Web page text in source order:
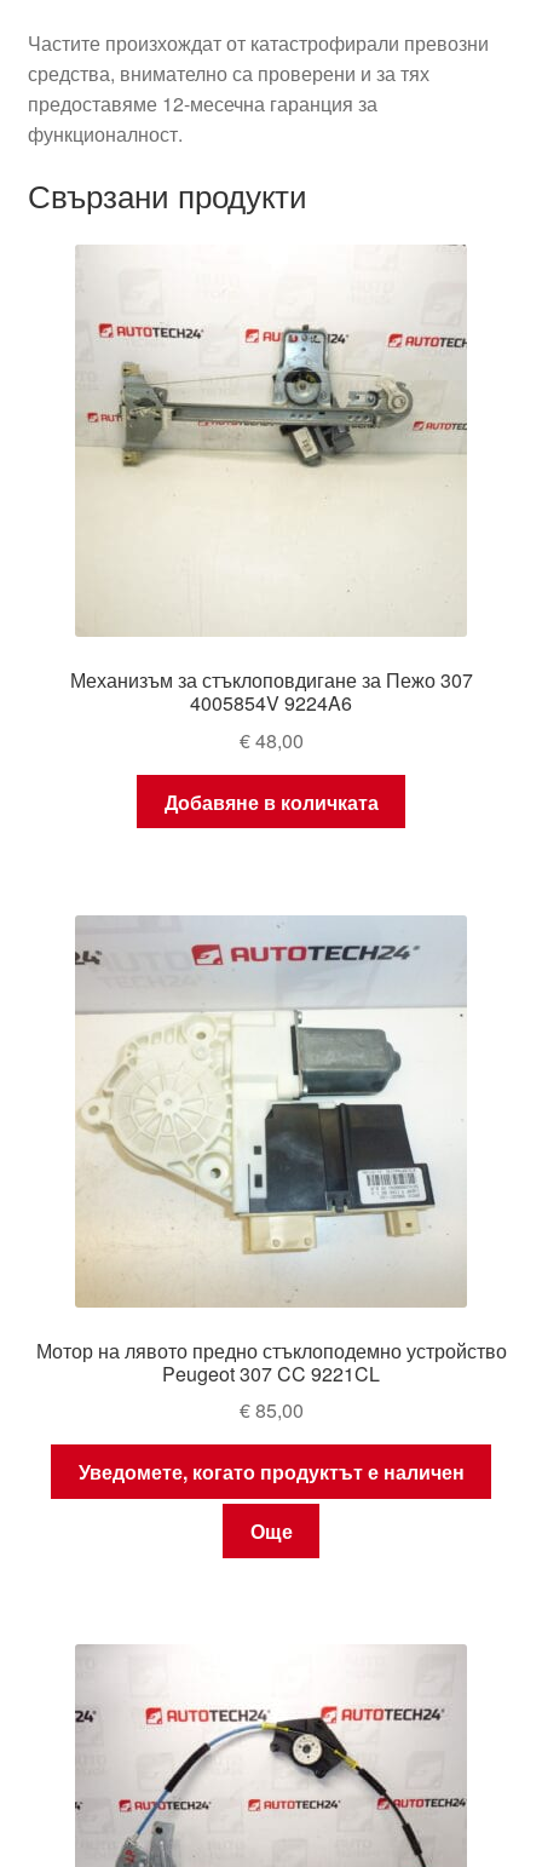
Частите произхождат от катастрофирали превозни
средства, внимателно са проверени и за тях
предоставяме 12-месечна гаранция за
функционалност.
Свързани продукти
Механизъм за стъклоповдигане за Пежо 307
4005854V 9224A6
€48,00
Добавяне в количката
Мотор на лявото предно стъклоподемно устройство
Peugeot 307 CC 9221CL
€85,00
Уведомете, когато продуктът е наличен
Още